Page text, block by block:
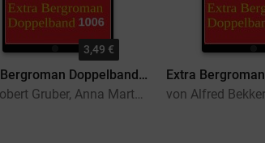
3,49 €
Extra Bergroman Doppelband 1006
von Robert Gruber, Anna Martach